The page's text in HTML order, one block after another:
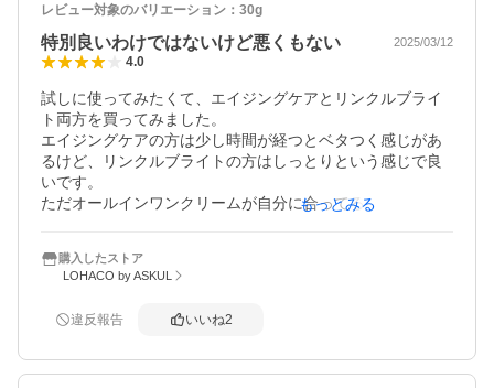
レビュー対象のバリエーション： 30g
特別良いわけではないけど悪くもない 2025/03/12
4.0
試しに使ってみたくて、エイジングケアとリンクルブライ
ト両方を買ってみました。
エイジングケアの方は少し時間が経つとベタつく感じがあ
るけど、リンクルブライトの方はしっとりという感じで良
いです。
ただオールインワンクリームが自分に合ってるのかイマイ
合ってるのかもしれないです。
もっとみる
購入したストア
LOHACO by ASKUL
違反報告 いいね2